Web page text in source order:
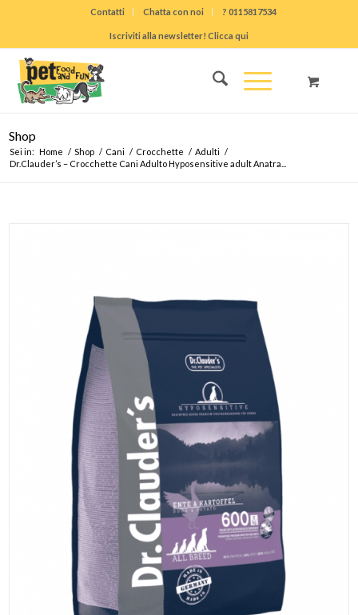
Contatti Chatta con noi ? 0115817534
Iscriviti alla newsletter! Clicca qui
Shop
Sei in: Home / Shop / Cani / Crocchette / Adulti /
Dr.Clauder’s – Crocchette Cani Adulto Hyposensitive adult Anatra...